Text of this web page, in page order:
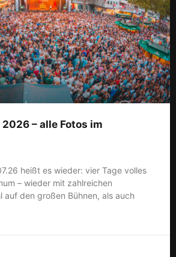
– alle Fotos im
heißt es wieder: vier Tage volles
– wieder mit zahlreichen
auf den großen Bühnen, als auch